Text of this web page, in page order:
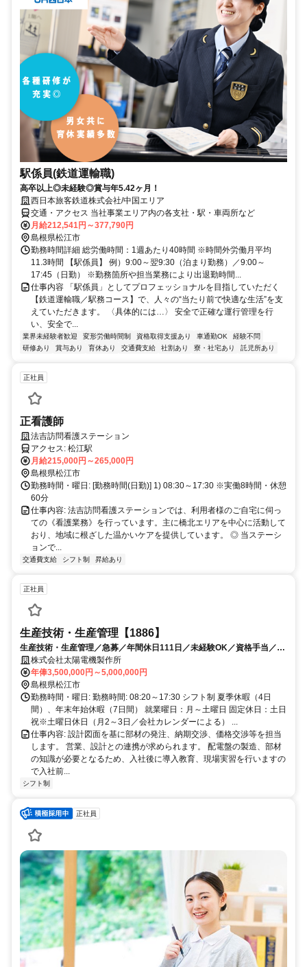
駅係員(鉄道運輸職)
高卒以上◎未経験◎賞与年5.42ヶ月！
西日本旅客鉄道株式会社/中国エリア
交通・アクセス 当社事業エリア内の各支社・駅・車両所など
月給212,541円～377,790円
島根県松江市
勤務時間詳細 総労働時間：1週あたり40時間 ※時間外労働月平均
11.3時間 【駅係員】 例）9:00～翌9:30（泊まり勤務）／9:00～
17:45（日勤） ※勤務箇所や担当業務により出退勤時間...
仕事内容 「駅係員」としてプロフェッショナルを目指していただく
【鉄道運輸職／駅務コース】で、人々の“当たり前で快適な生活”を支
えていただきます。 〈具体的には…〉 安全で正確な運行管理を行
い、安全で...
業界未経験者歓迎 変形労働時間制 資格取得支援あり 車通勤OK
経験不問
研修あり
賞与あり 育休あり 交通費支給 社割あり 寮・社宅あり 託児所あり
正社員
正看護師
法吉訪問看護ステーション
アクセス: 松江駅
月給215,000円～265,000円
島根県松江市
勤務時間・曜日: [勤務時間(日勤)] 1) 08:30～17:30 ※実働8時間・休憩
60分
仕事内容: 法吉訪問看護ステーションでは、利用者様のご自宅に伺っ
ての《看護業務》を行っています。主に橋北エリアを中心に活動して
おり、地域に根ざした温かいケアを提供しています。 ◎ 当ステーシ
ョンで...
交通費支給 シフト制 昇給あり
正社員
生産技術・生産管理【1886】
生産技術・生産管理／急募／年間休日111日／未経験OK／資格手当／シ
フト制／交通費支給
株式会社太陽電機製作所
年俸3,500,000円～5,000,000円
島根県松江市
勤務時間・曜日: 勤務時間: 08:20～17:30 シフト制 夏季休暇（4日
間）、年末年始休暇（7日間） 就業曜日：月～土曜日 固定休日：土日
祝※土曜日休日（月2～3日／会社カレンダーによる） ...
仕事内容: 設計図面を基に部材の発注、納期交渉、価格交渉等を担当
します。 営業、設計との連携が求められます。 配電盤の製造、部材
の知識が必要となるため、入社後に導入教育、現場実習を行いますの
で入社前...
シフト制
正社員